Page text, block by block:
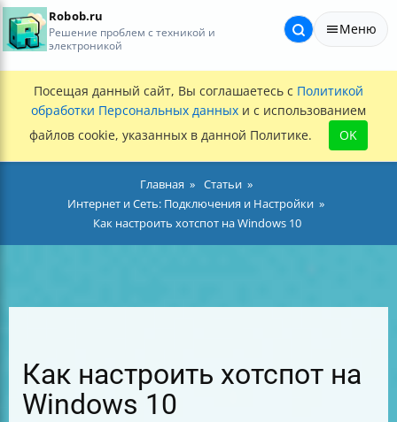
Robob.ru
Решение проблем с техникой и
электроникой
Меню
Посещая данный сайт, Вы соглашаетесь с Политикой
обработки Персональных данных и с использованием
файлов cookie, указанных в данной Политике.
OK
Главная
Статьи
Интернет и Сеть: Подключения и Настройки
Как настроить хотспот на Windows 10
Как настроить хотспот на
Windows 10